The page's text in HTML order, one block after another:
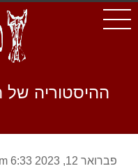
ההיסטוריה של
פברואר 12, 2023 6:33 pm